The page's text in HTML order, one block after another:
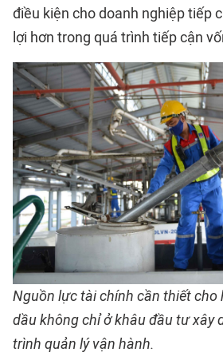
điều kiện cho doanh nghiệp tiếp
lợi hơn trong quá trình tiếp cận
Nguồn lực tài chính cần thiết
dầu không chỉ ở khâu đầu tư xây
trình quản lý vận hành.